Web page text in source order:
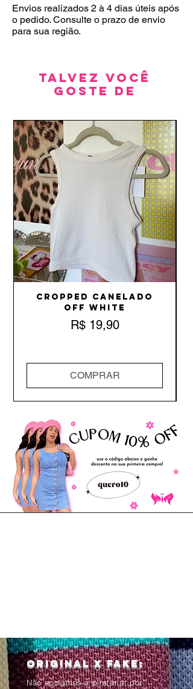
Envios realizados 2 à 4 dias úteis após
o pedido. Consulte o prazo de envio
para sua região.
Talvez você
goste de
Cropped Canelado
Off White
Preço
R$ 19,90
COMPRAR
Original x Fake:
Não apoiamos a pirataria, por